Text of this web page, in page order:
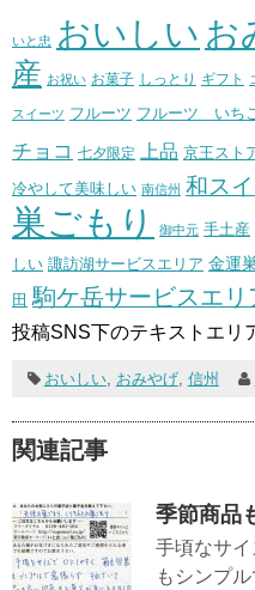
いと忠 おいしい お
産 お祝い お菓子 しっとり ギフト
スイーツ フルーツ フルーツ いち
チョコ 七夕限定 上品 京王スト
冷やして美味しい 南信州 和ス
巣ごもり 御中元 手土産
しい 諏訪湖サービスエリア 金運
田 駒ケ岳サービスエリ
投稿SNS下のテキストエリ
おいしい, おみやげ, 信州
関連記事
季節商品
手頃なサ
もシンプ